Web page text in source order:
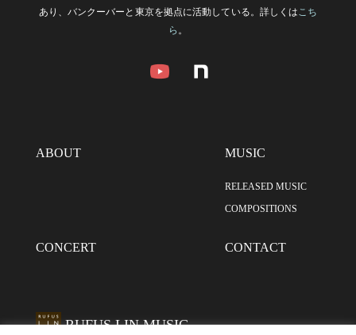
あり、バンクーバーと東京を拠点に活動している。詳しくはこち
ら 。
ABOUT MUSIC
RELEASED MUSIC
COMPOSITIONS
CONCERT CONTACT
RUFUS LIN MUSIC